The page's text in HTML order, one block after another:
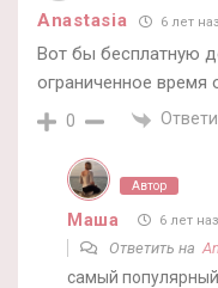
Anastasia 6 лет
Вот бы бесплатную
ограниченное время
0
Автор
Маша 6 лет
Ответить на
самый